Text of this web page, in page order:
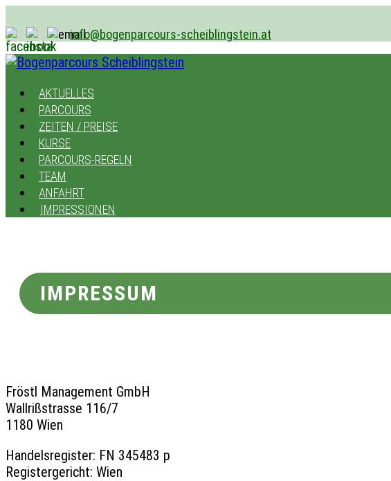
info@bogenparcours-scheiblingstein.at
AKTUELLES
PARCOURS
ZEITEN / PREISE
KURSE
PARCOURS-REGELN
TEAM
ANFAHRT
IMPRESSIONEN
IMPRESSUM
Fröstl Management GmbH
Wallrißstrasse 116/7
1180 Wien
Handelsregister: FN 345483 p
Registergericht: Wien